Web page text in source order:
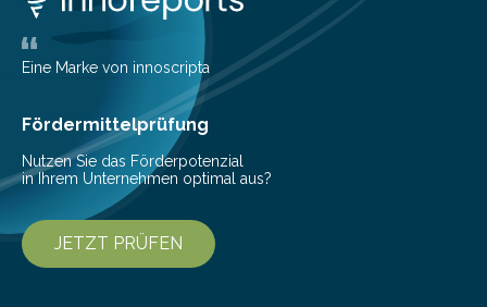
Steifigkeit und Schwingungsdämpfung. In einem
Gemeinschaftsprojekt mit einem Industriepartner
gelang nun erstmals der Nachweis, dass HoverLIGHT
bei Serienmaschinen Schwingungen um den Faktor 3
besser dämpft. Und das bei einer Gewichtseinsparung
von 20…
Eine Marke von innoscripta
Fördermittelprüfung
Nutzen Sie das Förderpotenzial
in Ihrem Unternehmen optimal aus?
JETZT PRÜFEN